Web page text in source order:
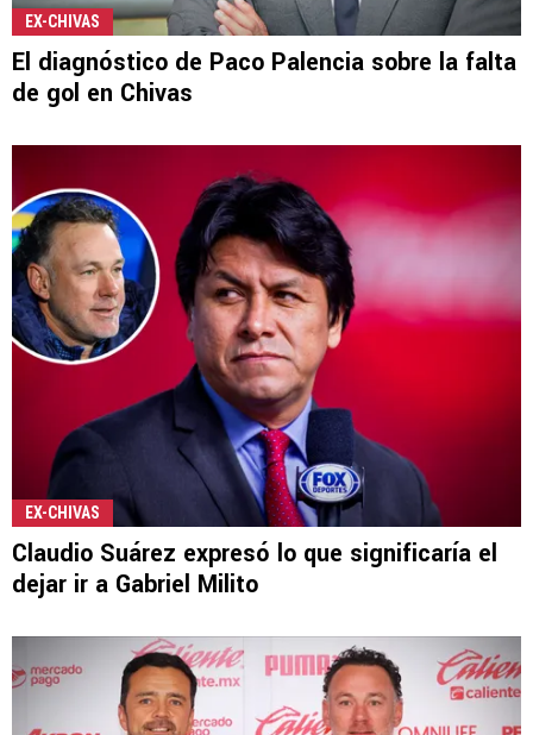
EX-CHIVAS
El diagnóstico de Paco Palencia sobre la falta
de gol en Chivas
EX-CHIVAS
Claudio Suárez expresó lo que significaría el
dejar ir a Gabriel Milito